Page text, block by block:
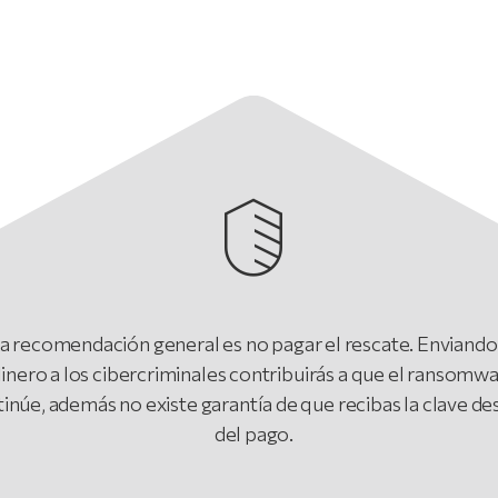
recomendación general es no pagar el rescate.
a los cibercriminales contribuirás a que el
además no existe garantía de que recibas la clave
del pago.